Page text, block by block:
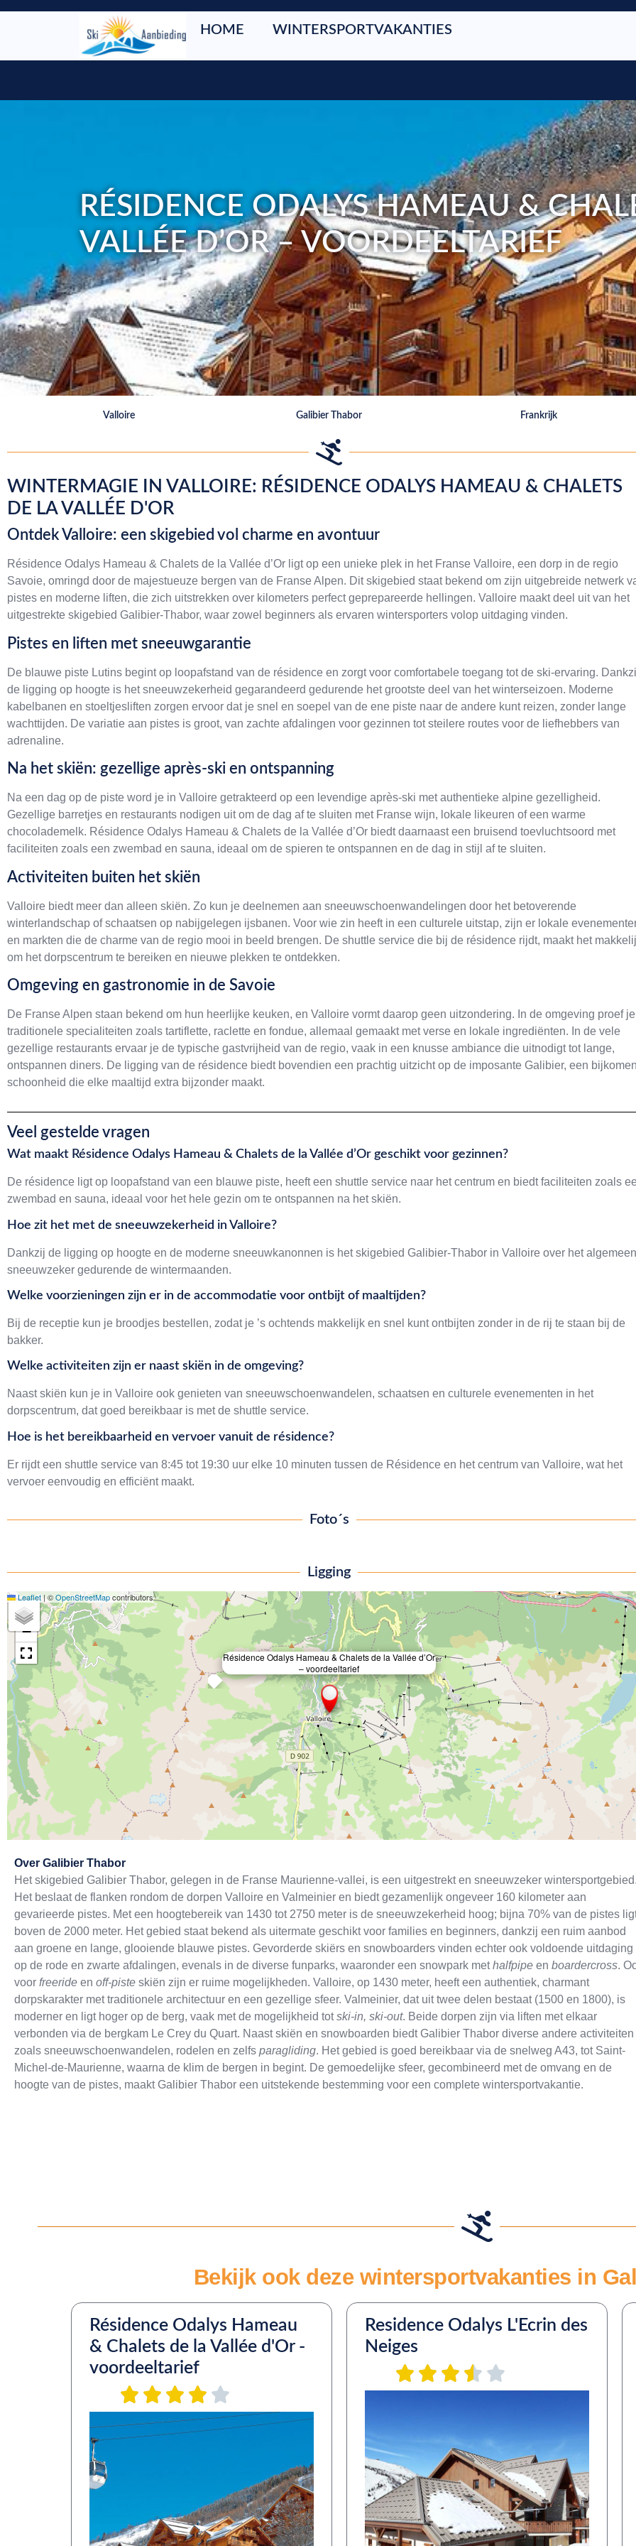
HOME WINTERSPORTVAKANTIES
RÉSIDENCE ODALYS HAMEAU &
VALLÉE D’OR – VOORDEELTARIEF
Valloire Galibier Thabor Frankrijk
WINTERMAGIE IN VALLOIRE: RÉSIDENCE ODALYS HAMEAU & CHALETS
DE LA VALLÉE D'OR
Ontdek Valloire: een skigebied vol charme en avontuur
Résidence Odalys Hameau & Chalets de la Vallée d’Or ligt op een unieke plek in het Franse Valloire, een dorp in de regio
Savoie, omringd door de majestueuze bergen van de Franse Alpen. Dit skigebied staat bekend om zijn uitgebreide netwerk
pistes en moderne liften, die zich uitstrekken over kilometers perfect geprepareerde hellingen. Valloire maakt deel uit van het
uitgestrekte skigebied Galibier-Thabor, waar zowel beginners als ervaren wintersporters volop uitdaging vinden.
Pistes en liften met sneeuwgarantie
De blauwe piste Lutins begint op loopafstand van de résidence en zorgt voor comfortabele toegang tot de ski-ervaring.
de ligging op hoogte is het sneeuwzekerheid gegarandeerd gedurende het grootste deel van het winterseizoen. Moderne
kabelbanen en stoeltjesliften zorgen ervoor dat je snel en soepel van de ene piste naar de andere kunt reizen, zonder lange
wachttijden. De variatie aan pistes is groot, van zachte afdalingen voor gezinnen tot steilere routes voor de liefhebbers van
adrenaline.
Na het skiën: gezellige après-ski en ontspanning
Na een dag op de piste word je in Valloire getrakteerd op een levendige après-ski met authentieke alpine gezelligheid.
Gezellige barretjes en restaurants nodigen uit om de dag af te sluiten met Franse wijn, lokale likeuren of een warme
chocolademelk. Résidence Odalys Hameau & Chalets de la Vallée d’Or biedt daarnaast een bruisend toevluchtsoord met
faciliteiten zoals een zwembad en sauna, ideaal om de spieren te ontspannen en de dag in stijl af te sluiten.
Activiteiten buiten het skiën
Valloire biedt meer dan alleen skiën. Zo kun je deelnemen aan sneeuwschoenwandelingen door het betoverende
winterlandschap of schaatsen op nabijgelegen ijsbanen. Voor wie zin heeft in een culturele uitstap, zijn er lokale
en markten die de charme van de regio mooi in beeld brengen. De shuttle service die bij de résidence rijdt, maakt het
om het dorpscentrum te bereiken en nieuwe plekken te ontdekken.
Omgeving en gastronomie in de Savoie
De Franse Alpen staan bekend om hun heerlijke keuken, en Valloire vormt daarop geen uitzondering. In de omgeving proef je
traditionele specialiteiten zoals tartiflette, raclette en fondue, allemaal gemaakt met verse en lokale ingrediënten. In de vele
gezellige restaurants ervaar je de typische gastvrijheid van de regio, vaak in een knusse ambiance die uitnodigt tot lange,
ontspannen diners. De ligging van de résidence biedt bovendien een prachtig uitzicht op de imposante Galibier, een
schoonheid die elke maaltijd extra bijzonder maakt.
Veel gestelde vragen
Wat maakt Résidence Odalys Hameau & Chalets de la Vallée d’Or geschikt voor gezinnen?
De résidence ligt op loopafstand van een blauwe piste, heeft een shuttle service naar het centrum en biedt faciliteiten zoals
zwembad en sauna, ideaal voor het hele gezin om te ontspannen na het skiën.
Hoe zit het met de sneeuwzekerheid in Valloire?
Dankzij de ligging op hoogte en de moderne sneeuwkanonnen is het skigebied Galibier-Thabor in Valloire over het algemeen
sneeuwzeker gedurende de wintermaanden.
Welke voorzieningen zijn er in de accommodatie voor ontbijt of maaltijden?
Bij de receptie kun je broodjes bestellen, zodat je ’s ochtends makkelijk en snel kunt ontbijten zonder in de rij te staan bij de
bakker.
Welke activiteiten zijn er naast skiën in de omgeving?
Naast skiën kun je in Valloire ook genieten van sneeuwschoenwandelen, schaatsen en culturele evenementen in het
dorpscentrum, dat goed bereikbaar is met de shuttle service.
Hoe is het bereikbaarheid en vervoer vanuit de résidence?
Er rijdt een shuttle service van 8:45 tot 19:30 uur elke 10 minuten tussen de Résidence en het centrum van Valloire, wat het
vervoer eenvoudig en efficiënt maakt.
Foto´s
Ligging
Résidence Odalys Hameau & Chalets de la Vallée d’Or
– voordeeltarief
×
+
−
Leaflet | ©OpenStreetMapcontributors
Over Galibier Thabor
Het skigebied Galibier Thabor, gelegen in de Franse Maurienne-vallei, is een uitgestrekt en sneeuwzeker
Het beslaat de flanken rondom de dorpen Valloire en Valmeinier en biedt gezamenlijk ongeveer 160 kilometer aan
gevarieerde pistes. Met een hoogtebereik van 1430 tot 2750 meter is de sneeuwzekerheid hoog; bijna 70% van de pistes
boven de 2000 meter. Het gebied staat bekend als uitermate geschikt voor families en beginners, dankzij een ruim aanbod
aan groene en lange, glooiende blauwe pistes. Gevorderde skiërs en snowboarders vinden echter ook voldoende uitdaging
op de rode en zwarte afdalingen, evenals in de diverse funparks, waaronder een snowpark methalfpipe en boardercross.
voor freeride en off-piste skiën zijn er ruime mogelijkheden. Valloire, op 1430 meter, heeft een authentiek, charmant
dorpskarakter met traditionele architectuur en een gezellige sfeer. Valmeinier, dat uit twee delen bestaat (1500 en 1800), is
moderner en ligt hoger op de berg, vaak met de mogelijkheid totski-in, ski-out. Beide dorpen zijn via liften met elkaar
verbonden via de bergkam Le Crey du Quart. Naast skiën en snowboarden biedt Galibier Thabor diverse andere activiteiten
zoals sneeuwschoenwandelen, rodelen en zelfs paragliding. Het gebied is goed bereikbaar via de snelweg A43, tot Saint-
Michel-de-Maurienne, waarna de klim de bergen in begint. De gemoedelijke sfeer, gecombineerd met de omvang en de
hoogte van de pistes, maakt Galibier Thabor een uitstekende bestemming voor een complete wintersportvakantie.
Bekijk ook deze wintersportvakanties in
Résidence Odalys Hameau
& Chalets de la Vallée d'Or -
voordeeltarief
Residence Odalys L'Ecrin des
Neiges